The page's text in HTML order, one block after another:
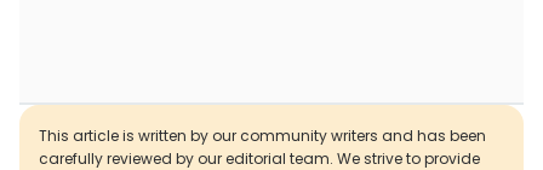
This article is written by our community writers and has been
carefully reviewed by our editorial team. We strive to provide